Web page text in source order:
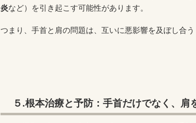
炎など）を引き起こす可能性があります。
つまり、手首と肩の問題は、互いに悪影響を及ぼし合う
５.根本治療と予防：手首だけでなく、肩